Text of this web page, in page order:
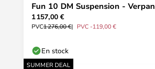
Fun 10 DM Suspension - Verpan
1 157,00 €
PVC1 276,00 € PVC -119,00 €
En stock
SUMMER DEAL